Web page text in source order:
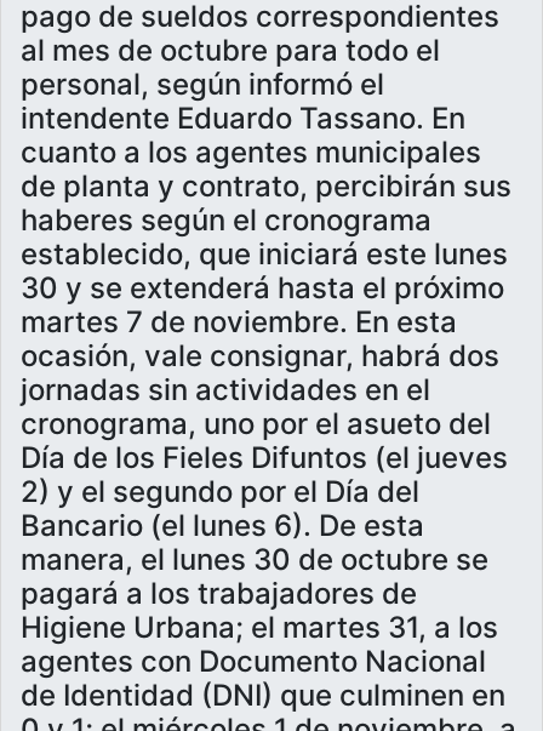
pago de sueldos correspondientes
al mes de octubre para todo el
personal, según informó el
intendente Eduardo Tassano. En
cuanto a los agentes municipales
de planta y contrato, percibirán sus
haberes según el cronograma
establecido, que iniciará este lunes
30 y se extenderá hasta el próximo
martes 7 de noviembre. En esta
ocasión, vale consignar, habrá dos
jornadas sin actividades en el
cronograma, uno por el asueto del
Día de los Fieles Difuntos (el jueves
2) y el segundo por el Día del
Bancario (el lunes 6). De esta
manera, el lunes 30 de octubre se
pagará a los trabajadores de
Higiene Urbana; el martes 31, a los
agentes con Documento Nacional
de Identidad (DNI) que culminen en